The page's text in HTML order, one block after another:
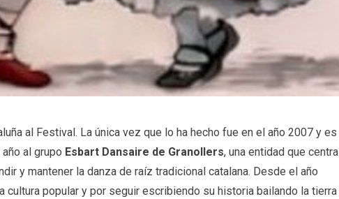
al Festival. La única vez que lo ha hecho fue en el año 2007 y es
al grupo Esbart Dansaire de Granollers, una entidad que centra
y mantener la danza de raíz tradicional catalana. Desde el año
cultura popular y por seguir escribiendo su historia bailando la tierra